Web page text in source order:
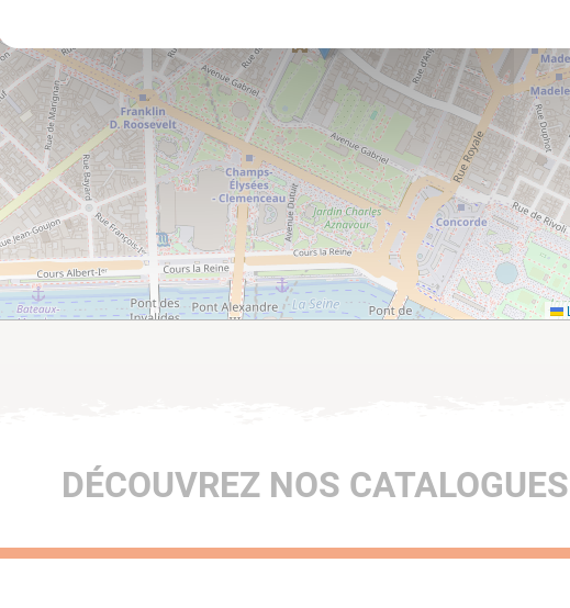
DÉCOUVREZ NOS